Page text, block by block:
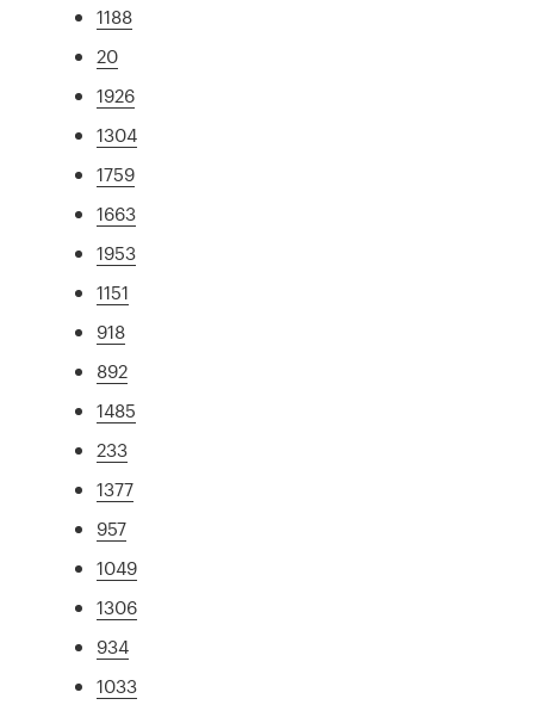
1188
20
1926
1304
1759
1663
1953
1151
918
892
1485
233
1377
957
1049
1306
934
1033